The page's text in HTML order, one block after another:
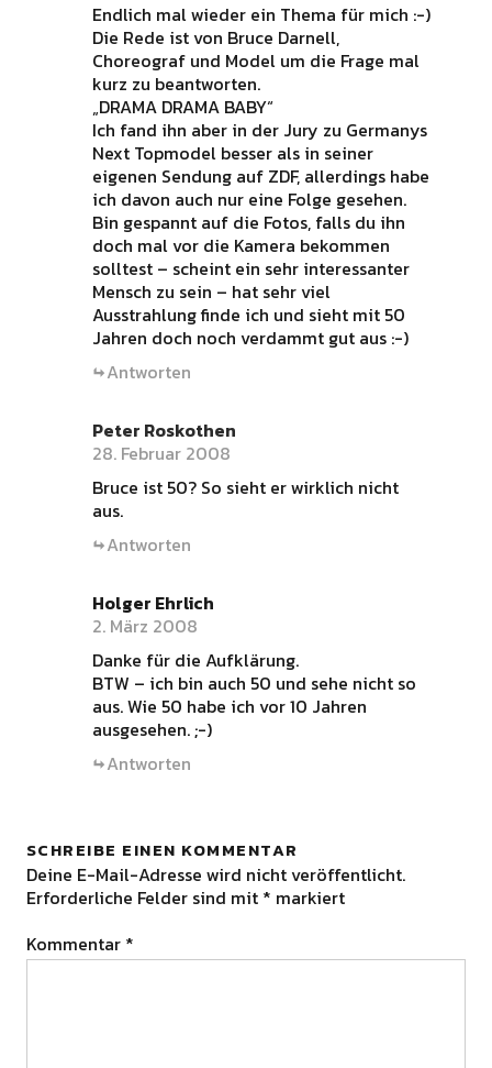
Endlich mal wieder ein Thema für mich :-)
Die Rede ist von Bruce Darnell,
Choreograf und Model um die Frage mal
kurz zu beantworten.
„DRAMA DRAMA BABY“
Ich fand ihn aber in der Jury zu Germanys
Next Topmodel besser als in seiner
eigenen Sendung auf ZDF, allerdings habe
ich davon auch nur eine Folge gesehen.
Bin gespannt auf die Fotos, falls du ihn
doch mal vor die Kamera bekommen
solltest – scheint ein sehr interessanter
Mensch zu sein – hat sehr viel
Ausstrahlung finde ich und sieht mit 50
Jahren doch noch verdammt gut aus :-)
Antworten
Peter Roskothen
28. Februar 2008
Bruce ist 50? So sieht er wirklich nicht
aus.
Antworten
Holger Ehrlich
2. März 2008
Danke für die Aufklärung.
BTW – ich bin auch 50 und sehe nicht so
aus. Wie 50 habe ich vor 10 Jahren
ausgesehen. ;-)
Antworten
SCHREIBE EINEN KOMMENTAR
Deine E-Mail-Adresse wird nicht veröffentlicht.
Erforderliche Felder sind mit * markiert
Kommentar *